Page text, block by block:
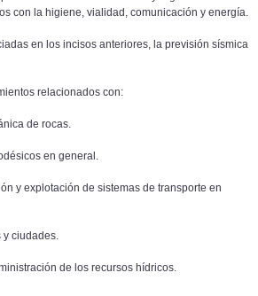
con la higiene, vialidad, comunicación y energía.
en los incisos anteriores, la previsión sísmica
relacionados con:
de rocas.
en general.
y explotación de sistemas de transporte en
y ciudades.
de los recursos hídricos.